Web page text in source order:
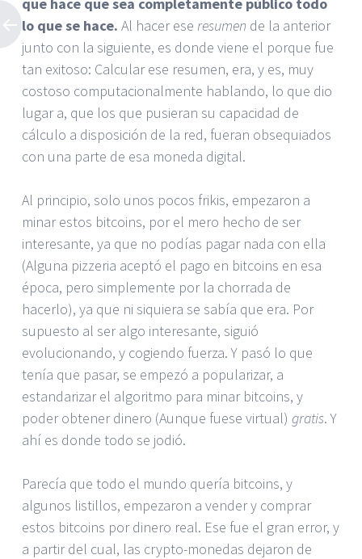
lo que se hace. Al hacer ese resumen de la anterior
junto con la siguiente, es donde viene el porque fue
tan exitoso: Calcular ese resumen, era, y es, muy
costoso computacionalmente hablando, lo que dio
lugar a, que los que pusieran su capacidad de
cálculo a disposición de la red, fueran obsequiados
con una parte de esa moneda digital.
Al principio, solo unos pocos frikis, empezaron a
minar estos bitcoins, por el mero hecho de ser
interesante, ya que no podías pagar nada con ella
(Alguna pizzeria aceptó el pago en bitcoins en esa
época, pero simplemente por la chorrada de
hacerlo), ya que ni siquiera se sabía que era. Por
supuesto al ser algo interesante, siguió
evolucionando, y cogiendo fuerza. Y pasó lo que
tenía que pasar, se empezó a popularizar, a
estandarizar el algoritmo para minar bitcoins, y
poder obtener dinero (Aunque fuese virtual) gratis. Y
ahí es donde todo se jodió.
Parecía que todo el mundo quería bitcoins, y
algunos listillos, empezaron a vender y comprar
estos bitcoins por dinero real. Ese fue el gran error, y
a partir del cual, las crypto-monedas dejaron de